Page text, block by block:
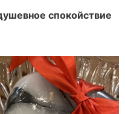
спокойствие